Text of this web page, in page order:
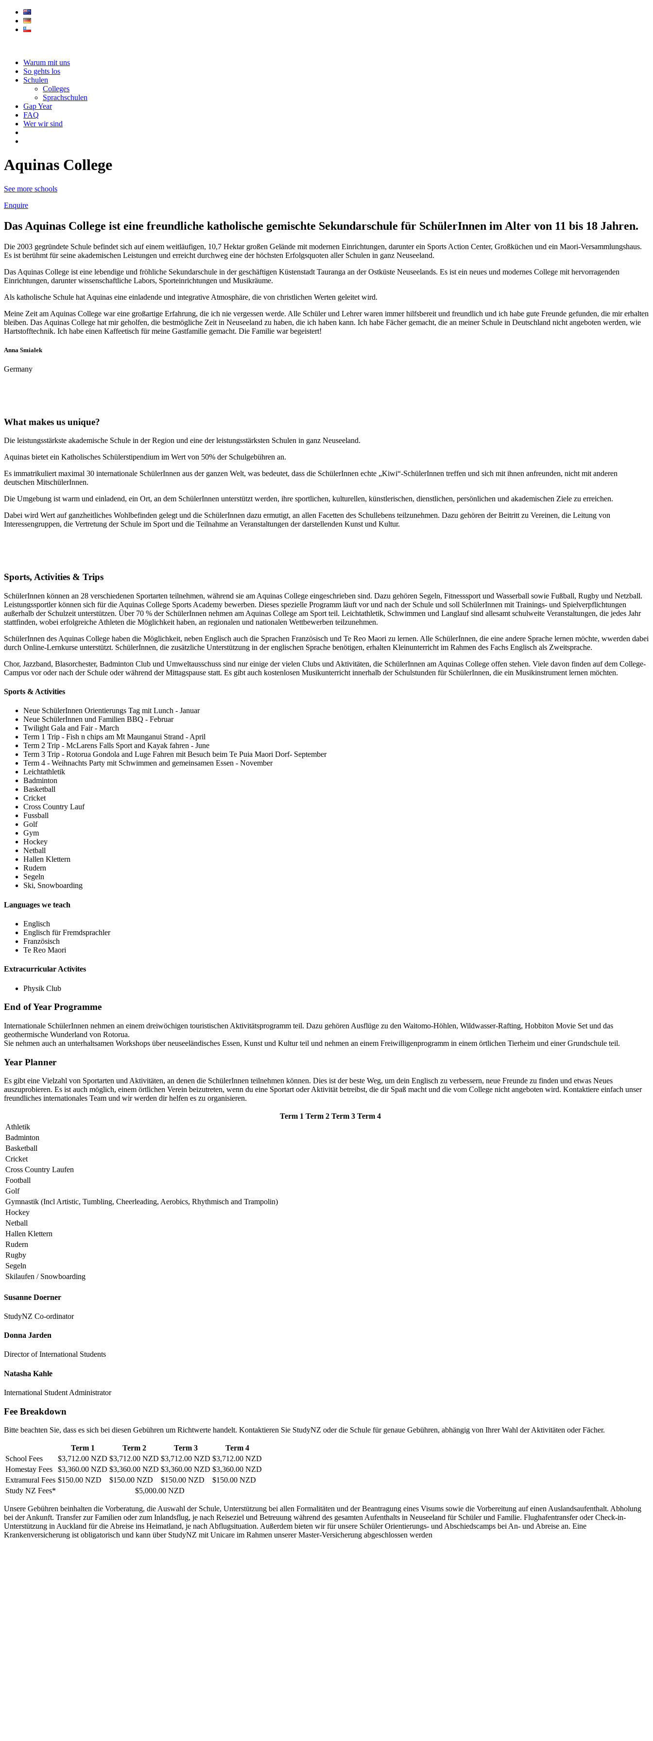
Warum mit uns
So gehts los
Schulen
Colleges
Sprachschulen
Gap Year
FAQ
Wer wir sind
Aquinas College
See more schools
Enquire
Das Aquinas College ist eine freundliche katholische gemischte Sekundarschule für SchülerInnen im Alter von 11 bis 18 Jahren.
Die 2003 gegründete Schule befindet sich auf einem weitläufigen, 10,7 Hektar großen Gelände mit modernen Einrichtungen, darunter ein Sports Action Center, Großküchen und ein Maori-Versammlungshaus.
Es ist berühmt für seine akademischen Leistungen und erreicht durchweg eine der höchsten Erfolgsquoten aller Schulen in ganz Neuseeland.
Das Aquinas College ist eine lebendige und fröhliche Sekundarschule in der geschäftigen Küstenstadt Tauranga an der Ostküste Neuseelands. Es ist ein neues und modernes College mit hervorragenden
Einrichtungen, darunter wissenschaftliche Labors, Sporteinrichtungen und Musikräume.
Als katholische Schule hat Aquinas eine einladende und integrative Atmosphäre, die von christlichen Werten geleitet wird.
Meine Zeit am Aquinas College war eine großartige Erfahrung, die ich nie vergessen werde. Alle Schüler und Lehrer waren immer hilfsbereit und freundlich und ich habe gute Freunde gefunden, die mir erhalten
bleiben. Das Aquinas College hat mir geholfen, die bestmögliche Zeit in Neuseeland zu haben, die ich haben kann. Ich habe Fächer gemacht, die an meiner Schule in Deutschland nicht angeboten werden, wie
Hartstofftechnik. Ich habe einen Kaffeetisch für meine Gastfamilie gemacht. Die Familie war begeistert!
Anna Smialek
Germany
What makes us unique?
Die leistungsstärkste akademische Schule in der Region und eine der leistungsstärksten Schulen in ganz Neuseeland.
Aquinas bietet ein Katholisches Schülerstipendium im Wert von 50% der Schulgebühren an.
Es immatrikuliert maximal 30 internationale SchülerInnen aus der ganzen Welt, was bedeutet, dass die SchülerInnen echte „Kiwi“-SchülerInnen treffen und sich mit ihnen anfreunden, nicht mit anderen
deutschen MitschülerInnen.
Die Umgebung ist warm und einladend, ein Ort, an dem SchülerInnen unterstützt werden, ihre sportlichen, kulturellen, künstlerischen, dienstlichen, persönlichen und akademischen Ziele zu erreichen.
Dabei wird Wert auf ganzheitliches Wohlbefinden gelegt und die SchülerInnen dazu ermutigt, an allen Facetten des Schullebens teilzunehmen. Dazu gehören der Beitritt zu Vereinen, die Leitung von
Interessengruppen, die Vertretung der Schule im Sport und die Teilnahme an Veranstaltungen der darstellenden Kunst und Kultur.
Sports, Activities & Trips
SchülerInnen können an 28 verschiedenen Sportarten teilnehmen, während sie am Aquinas College eingeschrieben sind. Dazu gehören Segeln, Fitnesssport und Wasserball sowie Fußball, Rugby und Netzball.
Leistungssportler können sich für die Aquinas College Sports Academy bewerben. Dieses spezielle Programm läuft vor und nach der Schule und soll SchülerInnen mit Trainings- und Spielverpflichtungen
außerhalb der Schulzeit unterstützen. Über 70 % der SchülerInnen nehmen am Aquinas College am Sport teil. Leichtathletik, Schwimmen und Langlauf sind allesamt schulweite Veranstaltungen, die jedes Jahr
stattfinden, wobei erfolgreiche Athleten die Möglichkeit haben, an regionalen und nationalen Wettbewerben teilzunehmen.
SchülerInnen des Aquinas College haben die Möglichkeit, neben Englisch auch die Sprachen Französisch und Te Reo Maori zu lernen. Alle SchülerInnen, die eine andere Sprache lernen möchte, wwerden dabei
durch Online-Lernkurse unterstützt. SchülerInnen, die zusätzliche Unterstützung in der englischen Sprache benötigen, erhalten Kleinunterricht im Rahmen des Fachs Englisch als Zweitsprache.
Chor, Jazzband, Blasorchester, Badminton Club und Umweltausschuss sind nur einige der vielen Clubs und Aktivitäten, die SchülerInnen am Aquinas College offen stehen. Viele davon finden auf dem College-
Campus vor oder nach der Schule oder während der Mittagspause statt. Es gibt auch kostenlosen Musikunterricht innerhalb der Schulstunden für SchülerInnen, die ein Musikinstrument lernen möchten.
Sports & Activities
Neue SchülerInnen Orientierungs Tag mit Lunch - Januar
Neue SchülerInnen und Familien BBQ - Februar
Twilight Gala and Fair - March
Term 1 Trip - Fish n chips am Mt Maunganui Strand - April
Term 2 Trip - McLarens Falls Sport and Kayak fahren - June
Term 3 Trip - Rotorua Gondola and Luge Fahren mit Besuch beim Te Puia Maori Dorf- September
Term 4 - Weihnachts Party mit Schwimmen and gemeinsamen Essen - November
Leichtathletik
Badminton
Basketball
Cricket
Cross Country Lauf
Fussball
Golf
Gym
Hockey
Netball
Hallen Klettern
Rudern
Segeln
Ski, Snowboarding
Languages we teach
Englisch
Englisch für Fremdsprachler
Französisch
Te Reo Maori
Extracurricular Activites
Physik Club
End of Year Programme
Internationale SchülerInnen nehmen an einem dreiwöchigen touristischen Aktivitätsprogramm teil. Dazu gehören Ausflüge zu den Waitomo-Höhlen, Wildwasser-Rafting, Hobbiton Movie Set und das
geothermische Wunderland von Rotorua.
Sie nehmen auch an unterhaltsamen Workshops über neuseeländisches Essen, Kunst und Kultur teil und nehmen an einem Freiwilligenprogramm in einem örtlichen Tierheim und einer Grundschule teil.
Year Planner
Es gibt eine Vielzahl von Sportarten und Aktivitäten, an denen die SchülerInnen teilnehmen können. Dies ist der beste Weg, um dein Englisch zu verbessern, neue Freunde zu finden und etwas Neues
auszuprobieren. Es ist auch möglich, einem örtlichen Verein beizutreten, wenn du eine Sportart oder Aktivität betreibst, die dir Spaß macht und die vom College nicht angeboten wird. Kontaktiere einfach unser
freundliches internationales Team und wir werden dir helfen es zu organisieren.
Term 1 Term 2 Term 3 Term 4
Athletik
Badminton
Basketball
Cricket
Cross Country Laufen
Football
Golf
Gymnastik (Incl Artistic, Tumbling, Cheerleading, Aerobics, Rhythmisch and Trampolin)
Hockey
Netball
Hallen Klettern
Rudern
Rugby
Segeln
Skilaufen / Snowboarding
Susanne Doerner
StudyNZ Co-ordinator
Donna Jarden
Director of International Students
Natasha Kahle
International Student Administrator
Fee Breakdown
Bitte beachten Sie, dass es sich bei diesen Gebühren um Richtwerte handelt. Kontaktieren Sie StudyNZ oder die Schule für genaue Gebühren, abhängig von Ihrer Wahl der Aktivitäten oder Fächer.
Term 1 Term 2 Term 3
Term 4
School Fees
$3,712.00 NZD $3,712.00 NZD $3,712.00 NZD $3,712.00 NZD
Homestay Fees
$3,360.00 NZD $3,360.00 NZD $3,360.00 NZD $3,360.00 NZD
Extramural Fees $150.00 NZD $150.00 NZD $150.00 NZD
$150.00 NZD
Study NZ Fees*
$5,000.00 NZD
Unsere Gebühren beinhalten die Vorberatung, die Auswahl der Schule, Unterstützung bei allen Formalitäten und der Beantragung eines Visums sowie die Vorbereitung auf einen Auslandsaufenthalt. Abholung
bei der Ankunft. Transfer zur Familien oder zum Inlandsflug, je nach Reiseziel und Betreuung während des gesamten Aufenthalts in Neuseeland für Schüler und Familie. Flughafentransfer oder Check-in-
Unterstützung in Auckland für die Abreise ins Heimatland, je nach Abflugsituation. Außerdem bieten wir für unsere Schüler Orientierungs- und Abschiedscamps bei An- und Abreise an. Eine
Krankenversicherung ist obligatorisch und kann über StudyNZ mit Unicare im Rahmen unserer Master-Versicherung abgeschlossen werden